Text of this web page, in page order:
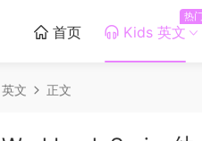
首页 Kids 英文
热
文 正文